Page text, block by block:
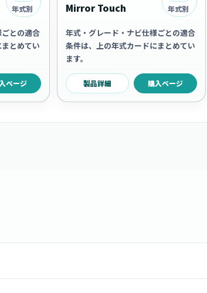
年式別
との適合
とめてい
ページ
Mirror Touch 年式別
年式・グレード・ナビ仕様ごとの適合
条件は、上の年式カードにまとめてい
ます。
製品詳細 購入ページ